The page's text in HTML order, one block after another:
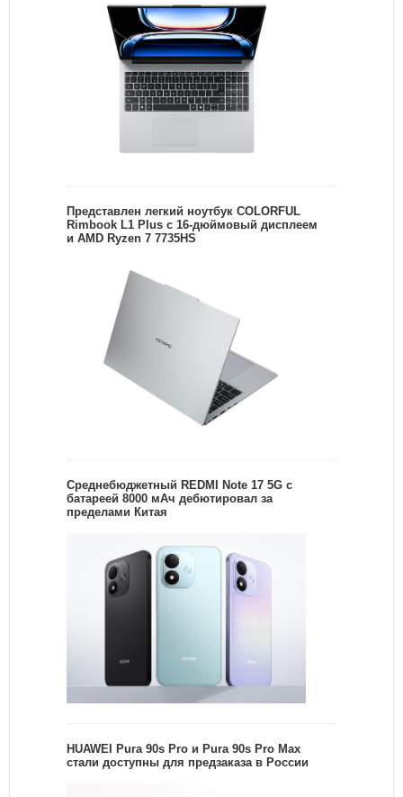
Представлен легкий ноутбук COLORFUL
Rimbook L1 Plus с 16-дюймовый дисплеем
и AMD Ryzen 7 7735HS
Среднебюджетный REDMI Note 17 5G с
батареей 8000 мАч дебютировал за
пределами Китая
HUAWEI Pura 90s Pro и Pura 90s Pro Max
стали доступны для предзаказа в России